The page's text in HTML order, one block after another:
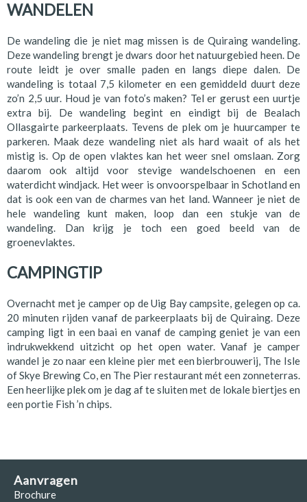
WANDELEN
De wandeling die je niet mag missen is de Quiraing wandeling.
Deze wandeling brengt je dwars door het natuurgebied heen. De
route leidt je over smalle paden en langs diepe dalen. De
wandeling is totaal 7,5 kilometer en een gemiddeld duurt deze
zo’n 2,5 uur. Houd je van foto’s maken? Tel er gerust een uurtje
extra bij. De wandeling begint en eindigt bij de Bealach
Ollasgairte parkeerplaats. Tevens de plek om je huurcamper te
parkeren. Maak deze wandeling niet als hard waait of als het
mistig is. Op de open vlaktes kan het weer snel omslaan. Zorg
daarom ook altijd voor stevige wandelschoenen en een
waterdicht windjack. Het weer is onvoorspelbaar in Schotland en
dat is ook een van de charmes van het land. Wanneer je niet de
hele wandeling kunt maken, loop dan een stukje van de
wandeling. Dan krijg je toch een goed beeld van de
groenevlaktes.
CAMPINGTIP
Overnacht met je camper op de Uig Bay campsite, gelegen op ca.
20 minuten rijden vanaf de parkeerplaats bij de Quiraing. Deze
camping ligt in een baai en vanaf de camping geniet je van een
indrukwekkend uitzicht op het open water. Vanaf je camper
wandel je zo naar een kleine pier met een bierbrouwerij, The Isle
of Skye Brewing Co, en The Pier restaurant mét een zonneterras.
Een heerlijke plek om je dag af te sluiten met de lokale biertjes en
een portie Fish ’n chips.
Aanvragen
Brochure